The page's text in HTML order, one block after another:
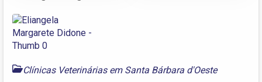
Clínicas Veterinárias em Santa Bárbara d'Oeste